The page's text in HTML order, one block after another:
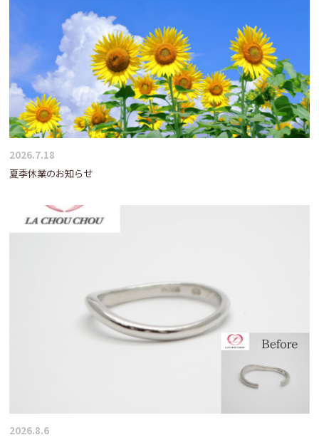
2026.7.18
夏季休業のお知らせ
2026.8.6